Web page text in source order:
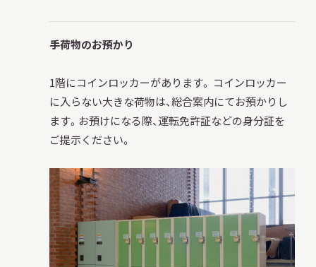
2026.08.09（日）
明日 休館日CLOSE
開館時間・料金 アクセス
手荷物のお預かり
1階にコインロッカーがあります。 コインロッカー
に入らない大きな荷物は、総合案内にてお預かりし
ます。お預けになる際、運転免許証などの身分証を
ご提示ください。